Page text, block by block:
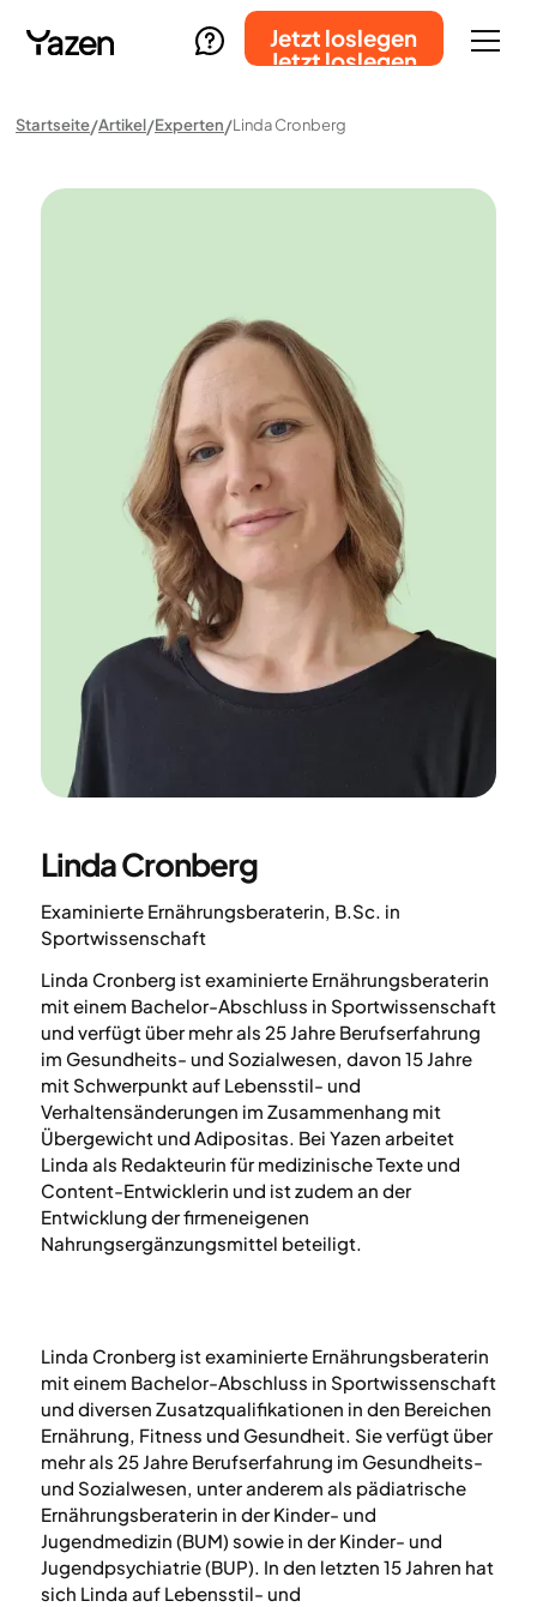
Jetzt loslegen
Jetzt loslegen
Startseite Artikel Experten Linda Cronberg
Linda Cronberg
Examinierte Ernährungsberaterin, B.Sc. in
Sportwissenschaft
Linda Cronberg ist examinierte Ernährungsberaterin
mit einem Bachelor-Abschluss in Sportwissenschaft
und verfügt über mehr als 25 Jahre Berufserfahrung
im Gesundheits- und Sozialwesen, davon 15 Jahre
mit Schwerpunkt auf Lebensstil- und
Verhaltensänderungen im Zusammenhang mit
Übergewicht und Adipositas. Bei Yazen arbeitet
Linda als Redakteurin für medizinische Texte und
Content-Entwicklerin und ist zudem an der
Entwicklung der firmeneigenen
Nahrungsergänzungsmittel beteiligt.
Linda Cronberg ist examinierte Ernährungsberaterin
mit einem Bachelor-Abschluss in Sportwissenschaft
und diversen Zusatzqualifikationen in den Bereichen
Ernährung, Fitness und Gesundheit. Sie verfügt über
mehr als 25 Jahre Berufserfahrung im Gesundheits-
und Sozialwesen, unter anderem als pädiatrische
Ernährungsberaterin in der Kinder- und
Jugendmedizin (BUM) sowie in der Kinder- und
Jugendpsychiatrie (BUP). In den letzten 15 Jahren hat
sich Linda auf Lebensstil- und